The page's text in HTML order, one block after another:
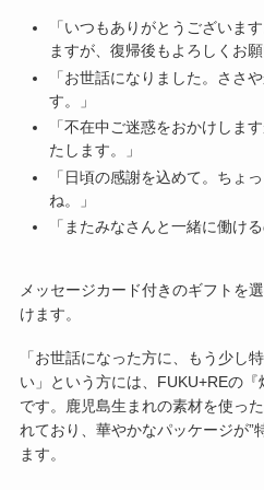
「いつもありがとうございま
ますが、復帰後もよろしくお願
「お世話になりました。ささ
す。」
「不在中ご迷惑をおかけしま
たします。」
「日頃の感謝を込めて。ちょ
ね。」
「またみなさんと一緒に働け
メッセージカード付きのギフトを
けます。
「お世話になった方に、もう少し
い」という方には、FUKU+REの
です。鹿児島生まれの素材を使っ
れており、華やかなパッケージが”
ます。